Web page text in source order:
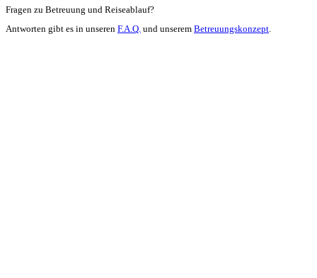
Fragen zu Betreuung und Reiseablauf?
Antworten gibt es in unseren F.A.Q. und unserem Betreuungskonzept.